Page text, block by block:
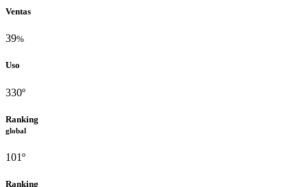
Ventas
39%
Uso
330º
Ranking
global
101º
Ranking